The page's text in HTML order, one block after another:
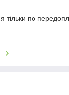
тільки по